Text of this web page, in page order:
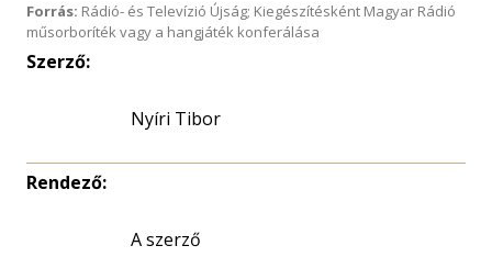
Forrás: Rádió- és Televízió Újság; Kiegészítésként Magyar Rádió
műsorboríték vagy a hangjáték konferálása
Szerző:
Nyíri Tibor
Rendező:
A szerző